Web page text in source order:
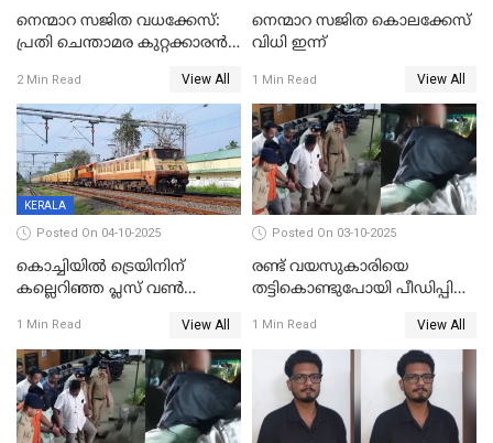
നെന്മാറ സജിത വധക്കേസ്:
പ്രതി ചെന്താമര കുറ്റക്കാരൻ,
നടത്തിയത്
ഇരട്ടക്കൊലപാതകം
2 Min Read View All
നെന്മാറ സജിത കൊലക്കേസ്
വിധി ഇന്ന്
1 Min Read View All
KERALA
Posted On 04-10-2025
കൊച്ചിയില്‍ ട്രെയിനിന്
കല്ലെറിഞ്ഞ പ്ലസ് വൺ
കല്ലേറിൽ അഗ്നിരക്ഷാസേന
ഉദ്യോഗസ്ഥന് പരിക്കേറ്റിരുന്നു
1 Min Read View All
Posted On 03-10-2025
രണ്ട് വയസുകാരിയെ
തട്ടികൊണ്ടുപോയി പീഡിപ്പിച്ച
തടവ്
1 Min Read View All